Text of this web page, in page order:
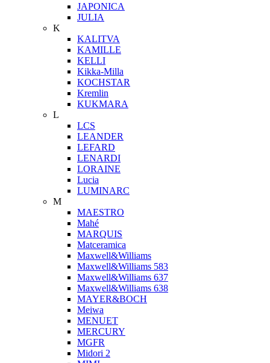
JAPONICA
JULIA
K
KALITVA
KAMILLE
KELLI
Kikka-Milla
KOCHSTAR
Kremlin
KUKMARA
L
LCS
LEANDER
LEFARD
LENARDI
LORAINE
Lucia
LUMINARC
M
MAESTRO
Mahé
MARQUIS
Matceramica
Maxwell&Williams
Maxwell&Williams 583
Maxwell&Williams 637
Maxwell&Williams 638
MAYER&BOCH
Meiwa
MENUET
MERCURY
MGFR
Midori 2